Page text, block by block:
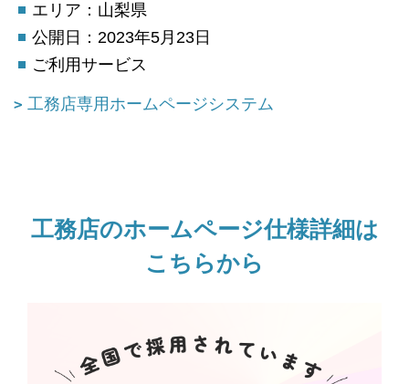
エリア：山梨県
公開日：2023年5月23日
ご利用サービス
工務店専用ホームページシステム
工務店のホームページ仕様詳細は
こちらから